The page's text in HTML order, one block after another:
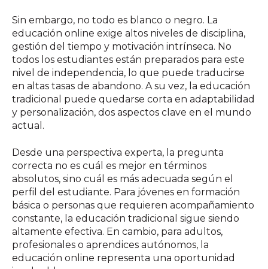
Sin embargo, no todo es blanco o negro. La
educación online exige altos niveles de disciplina,
gestión del tiempo y motivación intrínseca. No
todos los estudiantes están preparados para este
nivel de independencia, lo que puede traducirse
en altas tasas de abandono. A su vez, la educación
tradicional puede quedarse corta en adaptabilidad
y personalización, dos aspectos clave en el mundo
actual.
Desde una perspectiva experta, la pregunta
correcta no es cuál es mejor en términos
absolutos, sino cuál es más adecuada según el
perfil del estudiante. Para jóvenes en formación
básica o personas que requieren acompañamiento
constante, la educación tradicional sigue siendo
altamente efectiva. En cambio, para adultos,
profesionales o aprendices autónomos, la
educación online representa una oportunidad